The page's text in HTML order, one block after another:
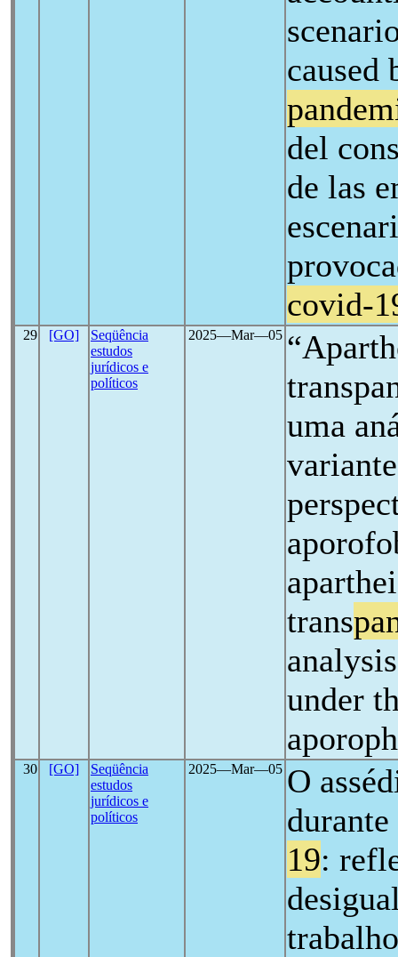
caused
del
de las
covid-
29 [GO]
Seqüência
estudos
jurídicos e
políticos
2025―Mar―05
uma
trans
under
30 [GO]
Seqüência
estudos
jurídicos e
políticos
2025―Mar―05 O
19: